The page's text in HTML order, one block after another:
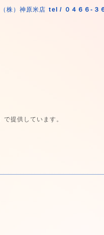
株）神原米店 tel / ０４６６-３
提供しています。